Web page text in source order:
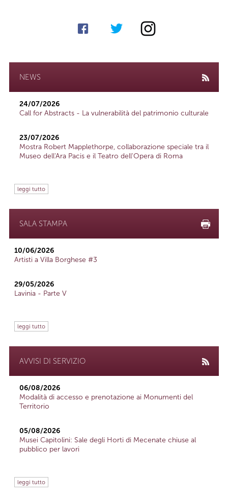
NEWS
24/07/2026
Call for Abstracts - La vulnerabilità del patrimonio culturale
23/07/2026
Mostra Robert Mapplethorpe, collaborazione speciale tra il
Museo dell'Ara Pacis e il Teatro dell'Opera di Roma
leggi tutto
SALA STAMPA
10/06/2026
Artisti a Villa Borghese #3
29/05/2026
Lavinia - Parte V
leggi tutto
AVVISI DI SERVIZIO
06/08/2026
Modalità di accesso e prenotazione ai Monumenti del
Territorio
05/08/2026
Musei Capitolini: Sale degli Horti di Mecenate chiuse al
pubblico per lavori
leggi tutto